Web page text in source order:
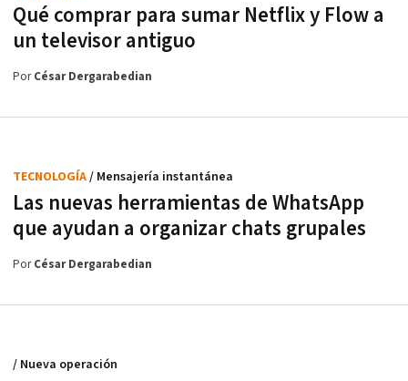
Qué comprar para sumar Netflix y Flow a
un televisor antiguo
PorCésar Dergarabedian
Las nuevas herramientas de WhatsApp
que ayudan a organizar chats grupales
TECNOLOGÍA/ Mensajería instantánea
PorCésar Dergarabedian
/ Nueva operación